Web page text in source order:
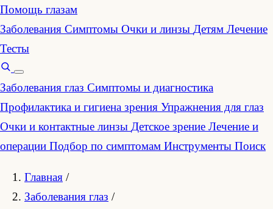
Помощь глазам
Заболевания Симптомы Очки и линзы Детям Лечение
Тесты
Заболевания глаз Симптомы и диагностика
Профилактика и гигиена зрения Упражнения для глаз
Очки и контактные линзы Детское зрение Лечение и
операции Подбор по симптомам Инструменты Поиск
Главная /
Заболевания глаз /